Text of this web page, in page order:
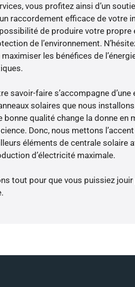
vous profitez ainsi d’un
raccordement efficace de votre
de produire votre propre
de l’environnement.
les bénéfices de
savoir-faire s’accompagne
solaires que nous
bonne qualité change la donne en
Donc, nous mettons
éléments de centrale solaire
d’électricité maximale.
tout pour que vous puissiez